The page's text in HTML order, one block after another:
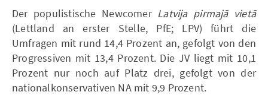
Der populistische Newcomer Latvija pirmajā vietā
(Lettland an erster Stelle, PfE; LPV) führt die
Umfragen mit rund 14,4 Prozent an, gefolgt von den
Progressiven mit 13,4 Prozent. Die JV liegt mit 10,1
Prozent nur noch auf Platz drei, gefolgt von der
nationalkonservativen NA mit 9,9 Prozent.